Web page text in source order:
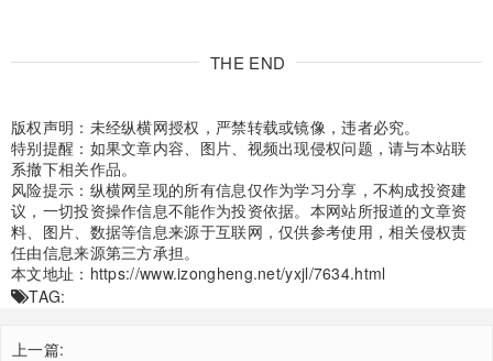
THE END
版权声明：未经纵横网授权，严禁转载或镜像，违者必究。
特别提醒：如果文章内容、图片、视频出现侵权问题，请与本站联
系撤下相关作品。
风险提示：纵横网呈现的所有信息仅作为学习分享，不构成投资建
议，一切投资操作信息不能作为投资依据。本网站所报道的文章资
料、图片、数据等信息来源于互联网，仅供参考使用，相关侵权责
任由信息来源第三方承担。
本文地址： https://www.izongheng.net/yxjl/7634.html
TAG:
上一篇: